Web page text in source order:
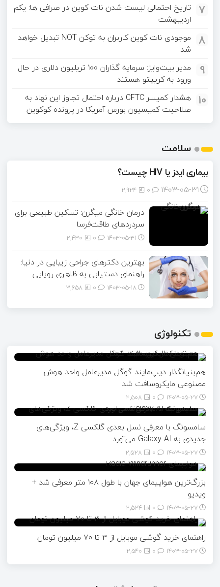
7
تاریخ احتمالی لیست شدن نات کوین در صرافی‌ ها: یکم
اردیبهشت
8
موجودی نات کوین کاربران به توکن NOT تبدیل خواهد
شد
9
مدیر بیت‌وایز: سرمایه گذاران ۱۰۰ تریلیون دلاری در حال
ورود به کریپتو هستند
10
هشدار کمیسر CFTC درباره احتمال تجاوز این نهاد به
صلاحیت کمیسیون بورس آمریکا در پرونده کوکوین
سلامت
بیماری ایدز یا HIV چیست؟
۱۴۰۳-۰۵-۳۱ 2,924
درمان خانگی میگرن: تسکین طبیعی برای
سردردهای طاقت‌فرسا
۱۴۰۳-۰۵-۳۱ 2,430
بهترین دکترهای جراحی زیبایی در دنیا:
راهنمای دستیابی به ظاهری رویایی
۱۴۰۳-۰۵-۱۸ 3,658
تکنولوژی
هم‌بنیانگذار دیپ‌مایند گوگل مدیرعامل واحد هوش
مصنوعی مایکروسافت شد
۱۴۰۳-۰۵-۲۷ 2,508
سامسونگ با معرفی نسل بعدی گلکسی Z، ویژگی‌های
جدیدی به Galaxy AI می‌آورد
۱۴۰۳-۰۵-۲۷ 2,528
بزرگ‌ترین هواپیمای جهان با طول ۱۰۸ متر معرفی شد +
ویدیو
۱۴۰۳-۰۵-۲۷ 2,524
راهنمای خرید گوشی موبایل از ٣ تا ۷۰ میلیون تومان
۱۴۰۳-۰۵-۲۷ 2,540